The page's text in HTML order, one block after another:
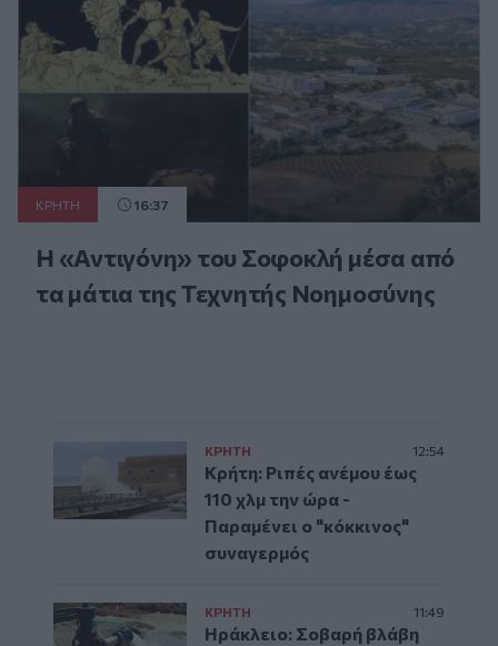
ΚΡΗΤΗ 16:37
Η «Αντιγόνη» του Σοφοκλή μέσα από
τα μάτια της Τεχνητής Νοημοσύνης
ΚΡΗΤΗ 12:54
Κρήτη: Ριπές ανέμου έως
110 χλμ την ώρα -
Παραμένει ο "κόκκινος"
συναγερμός
ΚΡΗΤΗ 11:49
Ηράκλειο: Σοβαρή βλάβη